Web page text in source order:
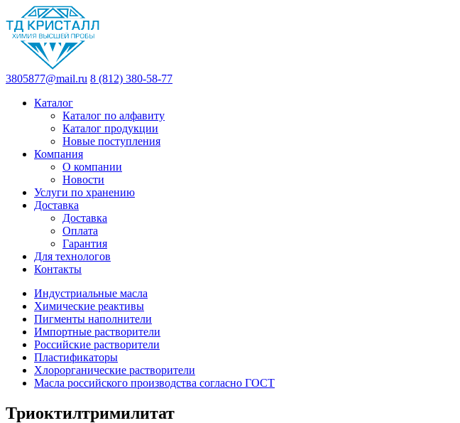
3805877@mail.ru 8 (812) 380-58-77
Каталог
Каталог по алфавиту
Каталог продукции
Новые поступления
Компания
О компании
Новости
Услуги по хранению
Доставка
Доставка
Оплата
Гарантия
Для технологов
Контакты
Индустриальные масла
Химические реактивы
Пигменты наполнители
Импортные растворители
Российские растворители
Пластификаторы
Хлорорганические растворители
Масла российского производства согласно ГОСТ
Триоктилтримилитат